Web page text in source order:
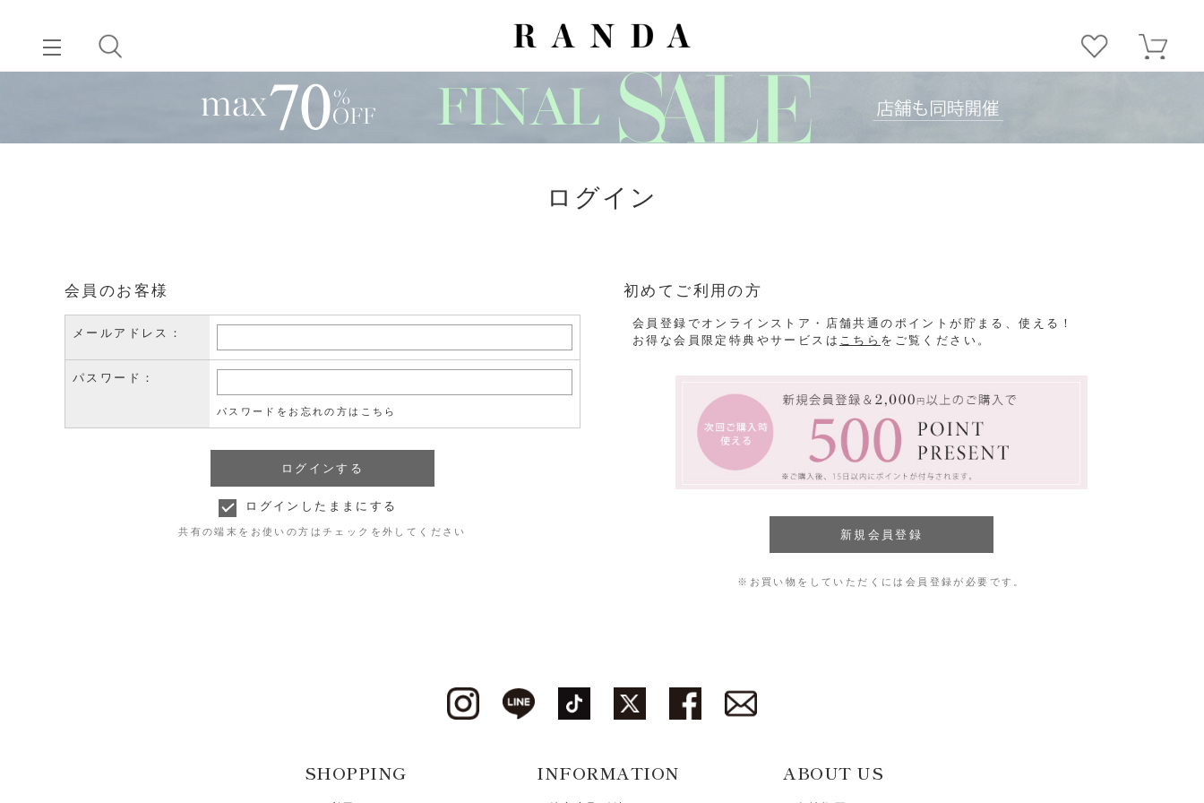
ログイン
会員のお客様
メールアドレス：
パスワード：
パスワードをお忘れの方はこちら
ログインしたままにする
共有の端末をお使いの方はチェックを外してください
初めてご利用の方
会員登録でオンラインストア・店舗共通のポイントが貯まる、使える！
お得な会員限定特典やサービスは こちら をご覧ください。
※お買い物をしていただくには会員登録が必要です。
SHOPPING INFORMATION ABOUT US